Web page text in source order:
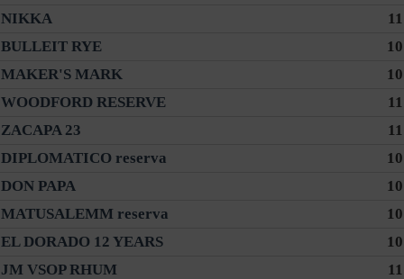
NIKKA
11
BULLEIT RYE
10
MAKER'S MARK
10
WOODFORD RESERVE
11
ZACAPA 23
11
DIPLOMATICO reserva
10
DON PAPA
10
MATUSALEMM reserva
10
EL DORADO 12 YEARS
10
JM VSOP RHUM
11